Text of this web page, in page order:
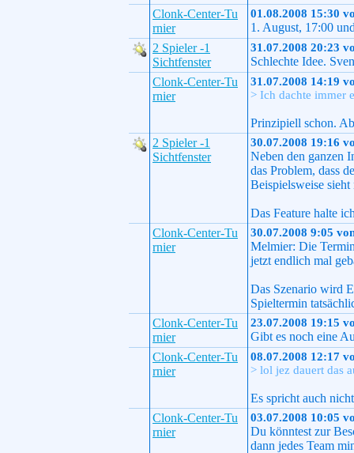
Clonk-Center-Tu
rnier
01.08.2008 15:30
1. August, 17:00
2 Spieler -1
Sichtfenster
31.07.2008 20:23
Schlechte Idee.
Clonk-Center-Tu
rnier
31.07.2008 14:19
> Ich dachte immer
Prinzipiell schon.
2 Spieler -1
Sichtfenster
30.07.2008 19:16
Neben den ganzen
das Problem, dass
Beispielsweise
Das Feature halte
Clonk-Center-Tu
rnier
30.07.2008 9:05
Melmier: Die
jetzt endlich mal
Das Szenario wird
Spieltermin
Clonk-Center-Tu
rnier
23.07.2008 19:15
Gibt es noch eine
Clonk-Center-Tu
rnier
08.07.2008 12:17
> lol jez dauert das
Es spricht auch
Clonk-Center-Tu
rnier
03.07.2008 10:05
Du könntest zur
dann jedes Team